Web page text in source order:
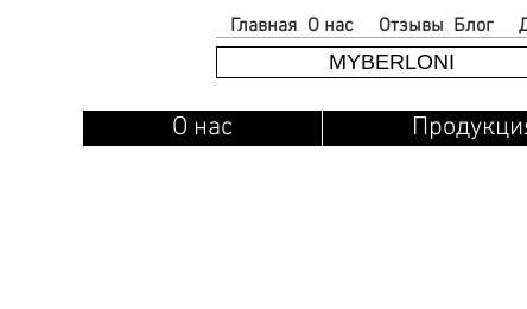
Главная О нас Отзывы Блог
MYBERLONI
О нас